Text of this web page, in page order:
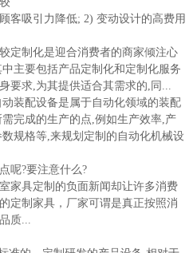
客吸引力降低; 2) 变动设计的高费用
定制化是迎合消费者的商家倾注心
主要包括产品定制化和定制化服务
要求,为其提供适合其需求的,同...
装配设备是属于自动化领域的装配
完成的生产的点,例如生产效率,产
规格等,来规划定制的自动化机械设
呢?要注意什么?
家具定制的负面新闻却让许多消费
定制家具，厂家可谓是真正按照消
质...